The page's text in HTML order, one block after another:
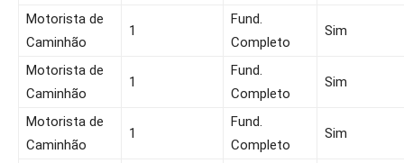
Motorista de
Caminhão
1
Fund.
Completo
Sim
Motorista de
Caminhão
1
Fund.
Completo
Sim
Motorista de
Caminhão
1
Fund.
Completo
Sim